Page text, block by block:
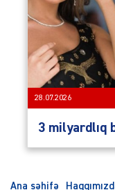
28.07.2026
3 milyardlıq
Ana səhifə